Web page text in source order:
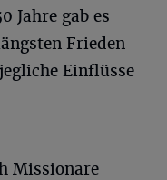
Jahre gab es
Frieden
Einflüsse
Missionare